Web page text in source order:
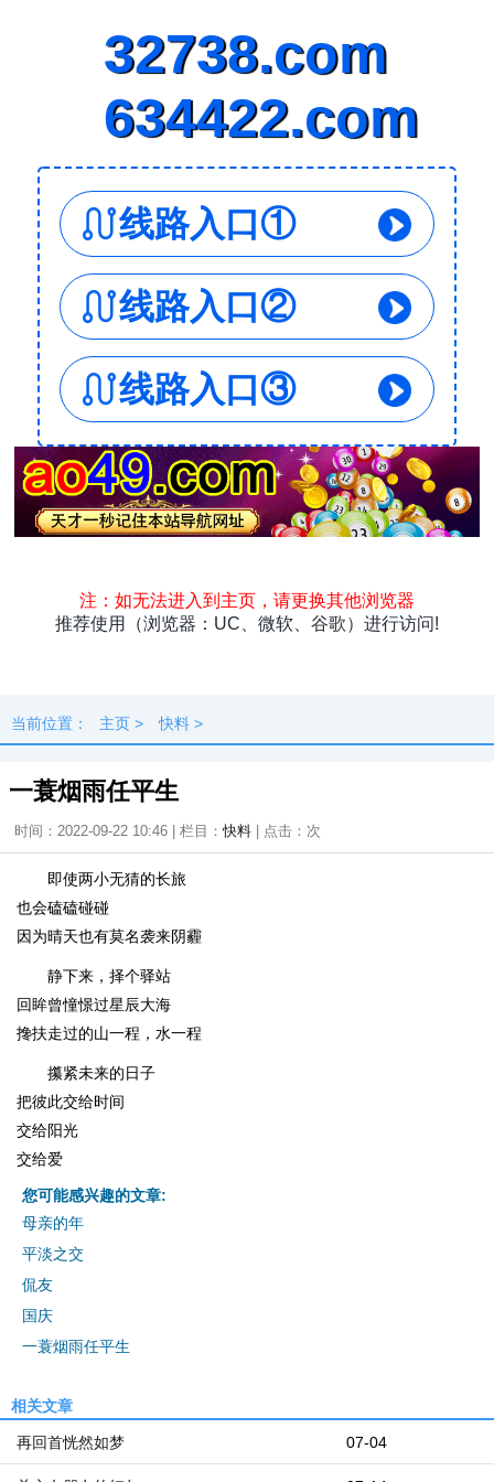
最新
快料 独闻 本地
当前位置： 主页 > 快料 >
一蓑烟雨任平生
时间：2022-09-22 10:46 | 栏目：快料 | 点击： 次
即使两小无猜的长旅
也会磕磕碰碰
因为晴天也有莫名袭来阴霾
静下来，择个驿站
回眸曾憧憬过星辰大海
搀扶走过的山一程，水一程
攥紧未来的日子
把彼此交给时间
交给阳光
交给爱
您可能感兴趣的文章:
母亲的年
平淡之交
侃友
国庆
一蓑烟雨任平生
相关文章
07-04
再回首恍然如梦